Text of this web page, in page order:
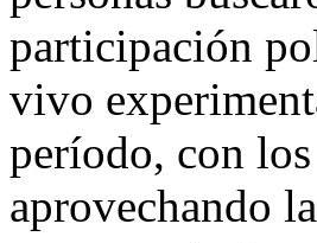
participación
vivo
período, con
aprovechando